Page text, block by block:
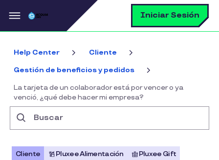
Pasar al contenido principal Iniciar Sesión
Help Center Cliente
Gestión de beneficios y pedidos
La tarjeta de un colaborador está por vencer o ya
venció, ¿qué debe hacer mi empresa?
Cliente Pluxee Alimentación
Pluxee Gift